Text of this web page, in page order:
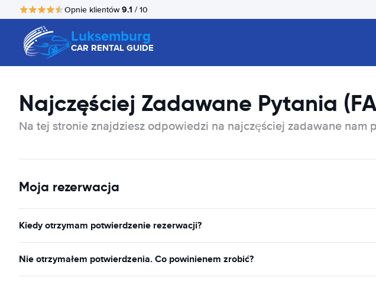
Opnie klientów9.1 / 10
Luksemburg
CAR RENTAL GUIDE
Najczęściej Zadawane Pytania
Na tej stronie znajdziesz odpowiedzi na najczęściej zadawane nam
Moja rezerwacja
Kiedy otrzymam potwierdzenie rezerwacji?
Nie otrzymałem potwierdzenia. Co powinienem zrobić?